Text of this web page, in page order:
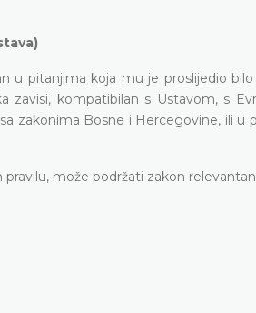
u pitanjima koja mu je proslijedio
zavisi, kompatibilan s Ustavom, s
zakonima Bosne i Hercegovine, ili
pravilu, može podržati zakon